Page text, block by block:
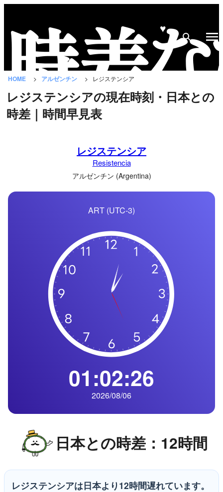
♥
HOME アルゼンチン レジステンシア
レジステンシアの現在時刻・日本との
時差｜時間早見表
レジステンシア
Resistencia
アルゼンチン (Argentina)
ART (UTC-3)
01:02:27
2026/08/06
日本との時差：12時間
レジステンシアは日本より12時間遅れています。
な
と
は？